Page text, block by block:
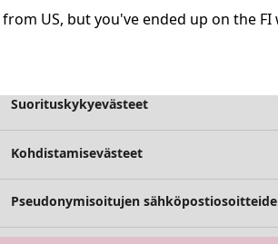
US, but you've ended up on the
Välttämättömät evästeet
Suorituskykyevästeet
Kohdistamisevästeet
Pseudonymisoitujen